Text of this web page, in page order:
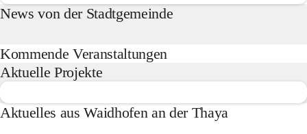
News von der Stadtgemeinde
Kommende Veranstaltungen
Aktuelle Projekte
Aktuelles aus Waidhofen an der Thaya